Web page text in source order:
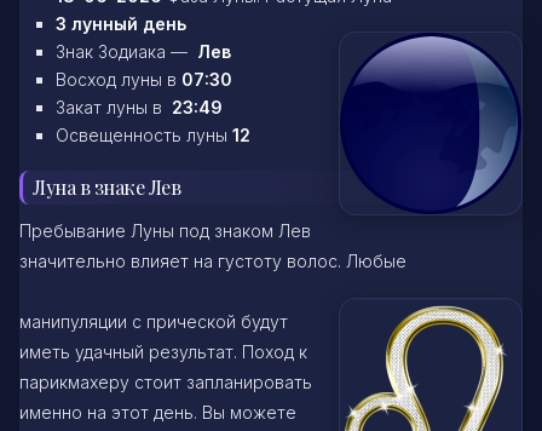
3 лунный день
Знак Зодиака — Лев
Восход луны в 07:30
Закат луны в 23:49
Освещенность луны 12
Луна в знаке Лев
Пребывание Луны под знаком Лев
значительно влияет на густоту волос. Любые
манипуляции с прической будут
иметь удачный результат. Поход к
парикмахеру стоит запланировать
именно на этот день. Вы можете